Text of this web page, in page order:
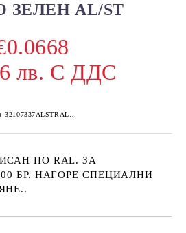
AL/ST
лв. С ДДС
ПО RAL. ЗА
БР. НАГОРЕ СПЕЦИАЛНИ